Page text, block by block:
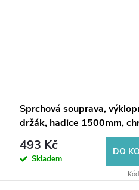
Sprchová souprava,
držák, hadice 1500mm,
493 Kč
Skladem
DO